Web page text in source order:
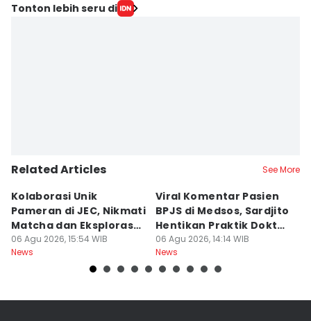
Tonton lebih seru di
Related Articles See More
Kolaborasi Unik
Pameran di JEC, Nikmati
Matcha dan Eksplorasi
Furnitur
06 Agu 2026, 15:54 WIB
News
Viral Komentar Pasien
BPJS di Medsos, Sardjito
Hentikan Praktik Dokter
PPDS
06 Agu 2026, 14:14 WIB
News